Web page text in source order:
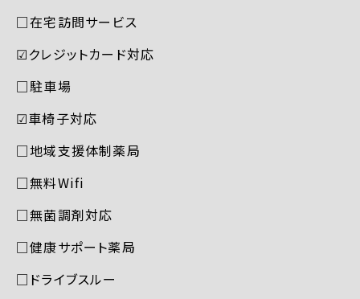
□在宅訪問サービス
☑︎クレジットカード対応
□駐車場
☑︎車椅子対応
□地域支援体制薬局
□無料Wifi
□無菌調剤対応
□健康サポート薬局
□ドライブスルー